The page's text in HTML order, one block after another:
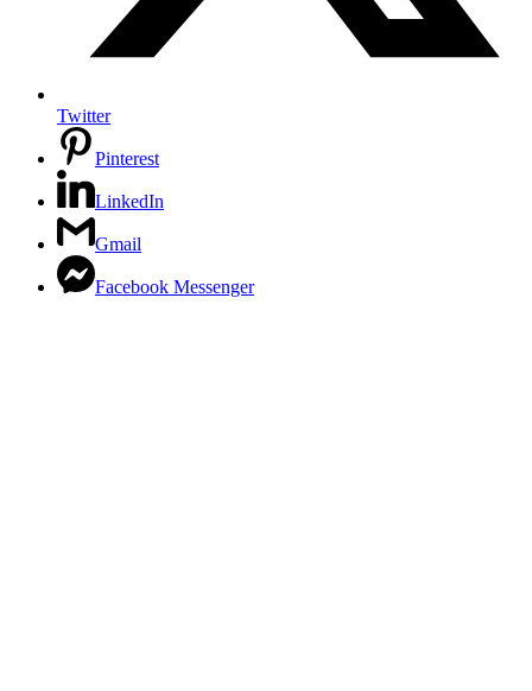
Twitter
Pinterest
LinkedIn
Gmail
Facebook Messenger